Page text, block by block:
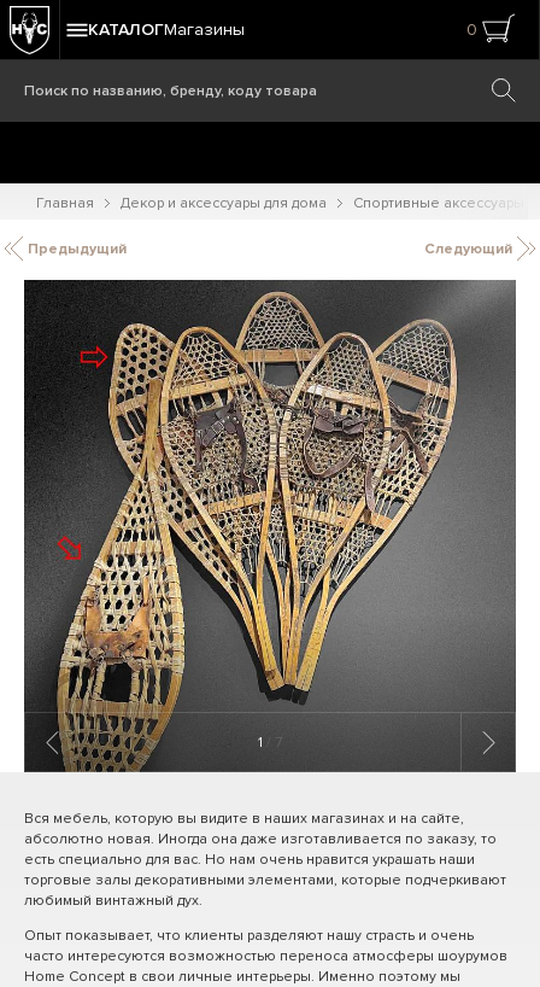
КАТАЛОГМагазины 0
Главная Декор и аксессуары для дома Спортивные аксессуары
Предыдущий Следующий
1 / 7
Вся мебель, которую вы видите в наших магазинах и на сайте,
абсолютно новая. Иногда она даже изготавливается по заказу, то
есть специально для вас. Но нам очень нравится украшать наши
торговые залы декоративными элементами, которые подчеркивают
любимый винтажный дух.
Опыт показывает, что клиенты разделяют нашу страсть и очень
часто интересуются возможностью переноса атмосферы шоурумов
Home Concept в свои личные интерьеры. Именно поэтому мы